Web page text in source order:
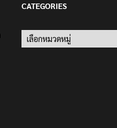
CATEGORIES
Categories